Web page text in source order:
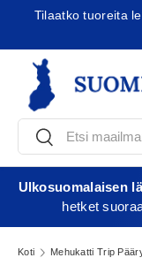
Tilaatko tuoreita
EtsiEtsi
Ulkosuomalaisen
hetket
Koti Mehukatti Trip